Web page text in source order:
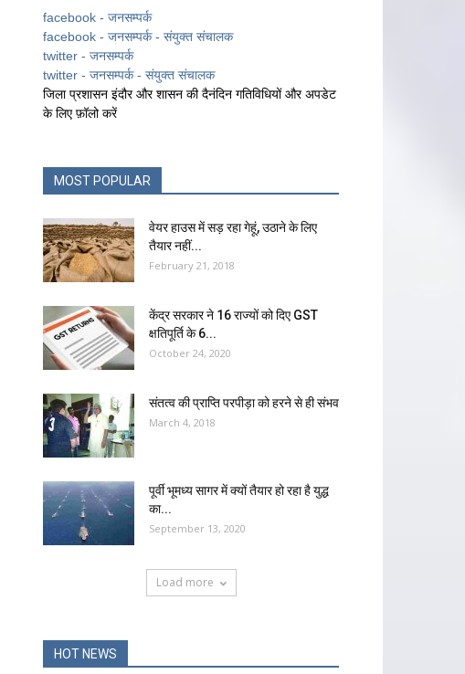
facebook - जनसम्पर्क
facebook - जनसम्पर्क - संयुक्त संचालक
twitter - जनसम्पर्क
twitter - जनसम्पर्क - संयुक्त संचालक
जिला प्रशासन इंदौर और शासन की दैनंदिन गतिविधियों और अपडेट
के लिए फ़ॉलो करें
MOST POPULAR
वेयर हाउस में सड़ रहा गेहूं, उठाने के लिए
तैयार नहीं...
February 21, 2018
केंद्र सरकार ने 16 राज्यों को दिए GST
क्षतिपूर्ति के 6...
October 24, 2020
संतत्व की प्राप्ति परपीड़ा को हरने से ही संभव
March 4, 2018
पूर्वी भूमध्य सागर में क्यों तैयार हो रहा है युद्ध
का...
September 13, 2020
Load more
HOT NEWS